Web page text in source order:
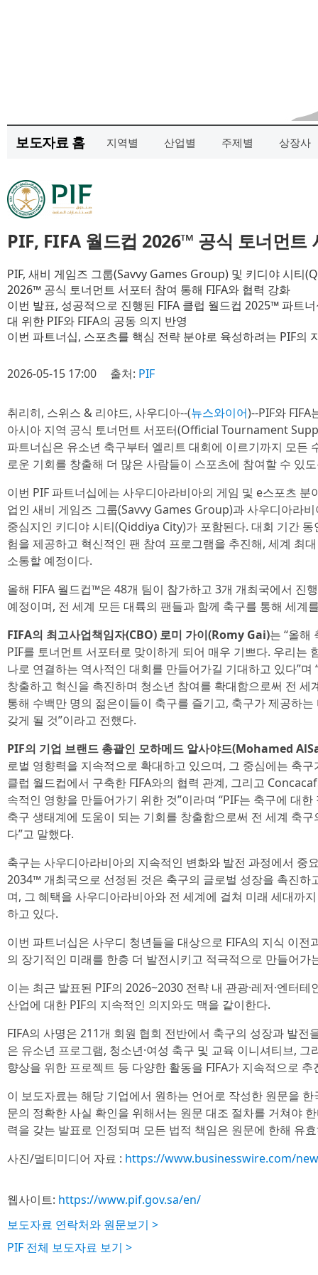
보도자료 홈 지역별 산업별 주제별 상장사
PIF, FIFA 월드컵 2026™ 공식 토너먼트
PIF, 새비 게임즈 그룹(Savvy Games Group) 및 키디야 시티
2026™ 공식 토너먼트 서포터 참여 통해 FIFA와 협력 강화
이번 발표, 성공적으로 진행된 FIFA 클럽 월드컵 2025™ 파트
대 위한 PIF와 FIFA의 공동 의지 반영
이번 파트너십, 스포츠를 핵심 전략 분야로 육성하려는 PIF의
2026-05-15 17:00 출처: PIF
취리히, 스위스 & 리야드, 사우디아--(뉴스와이어)--PIF와 FIFA
아시아 지역 공식 토너먼트 서포터(Official Tournament
파트너십은 유소년 축구부터 엘리트 대회에 이르기까지 모든
로운 기회를 창출해 더 많은 사람들이 스포츠에 참여할 수 있
이번 PIF 파트너십에는 사우디아라비아의 게임 및 e스포츠
업인 새비 게임즈 그룹(Savvy Games Group)과 사우디아라비
중심지인 키디야 시티(Qiddiya City)가 포함된다. 대회 기간
험을 제공하고 혁신적인 팬 참여 프로그램을 추진해, 세계 최
소통할 예정이다.
올해 FIFA 월드컵™은 48개 팀이 참가하고 3개 개최국에서 진
예정이며, 전 세계 모든 대륙의 팬들과 함께 축구를 통해 세계
FIFA의 최고사업책임자(CBO) 로미 가이(Romy Gai)는 “올해
PIF를 토너먼트 서포터로 맞이하게 되어 매우 기쁘다. 우리는
나로 연결하는 역사적인 대회를 만들어가길 기대하고 있다”
창출하고 혁신을 촉진하며 청소년 참여를 확대함으로써 전 세
통해 수백만 명의 젊은이들이 축구를 즐기고, 축구가 제공하
갖게 될 것”이라고 전했다.
PIF의 기업 브랜드 총괄인 모하메드 알사야드(Mohamed
로벌 영향력을 지속적으로 확대하고 있으며, 그 중심에는 축
클럽 월드컵에서 구축한 FIFA와의 협력 관계, 그리고
속적인 영향을 만들어가기 위한 것”이라며 “PIF는 축구에 대
축구 생태계에 도움이 되는 기회를 창출함으로써 전 세계 축
다”고 말했다.
축구는 사우디아라비아의 지속적인 변화와 발전 과정에서 중
2034™ 개최국으로 선정된 것은 축구의 글로벌 성장을 촉진하
며, 그 혜택을 사우디아라비아와 전 세계에 걸쳐 미래 세대까
하고 있다.
이번 파트너십은 사우디 청년들을 대상으로 FIFA의 지식 이
의 장기적인 미래를 한층 더 발전시키고 적극적으로 만들어가
이는 최근 발표된 PIF의 2026~2030 전략 내 관광·레저·엔터
산업에 대한 PIF의 지속적인 의지와도 맥을 같이한다.
FIFA의 사명은 211개 회원 협회 전반에서 축구의 성장과 발전
은 유소년 프로그램, 청소년·여성 축구 및 교육 이니셔티브,
향상을 위한 프로젝트 등 다양한 활동을 FIFA가 지속적으로
이 보도자료는 해당 기업에서 원하는 언어로 작성한 원문을
문의 정확한 사실 확인을 위해서는 원문 대조 절차를 거쳐야
력을 갖는 발표로 인정되며 모든 법적 책임은 원문에 한해 유
사진/멀티미디어 자료 : https://www.businesswire.com/
웹사이트: https://www.pif.gov.sa/en/
보도자료 연락처와 원문보기 >
PIF 전체 보도자료 보기 >